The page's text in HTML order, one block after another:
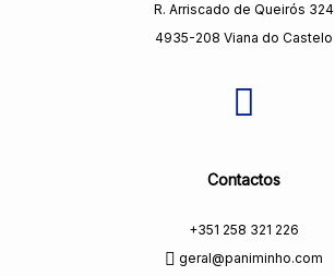
R. Arriscado de Queirós 324
4935-208 Viana do Castelo
Contactos
+351 258 321 226
geral@paniminho.com